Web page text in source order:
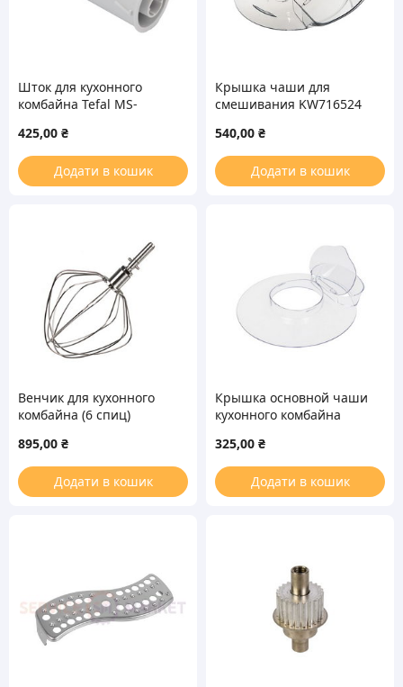
Шток для кухонного
комбайна Tefal MS-
425,00 ₴
Додати в кошик
Крышка чаши для
смешивания KW716524
Kenwood
540,00 ₴
Додати в кошик
Венчик для кухонного
комбайна (6 спиц)
895,00 ₴
Додати в кошик
Крышка основной чаши
кухонного комбайна
325,00 ₴
Додати в кошик